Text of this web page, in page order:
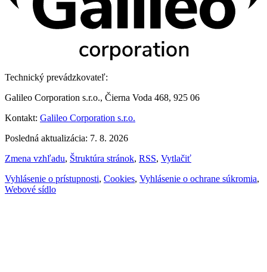
Technický prevádzkovateľ:
Galileo Corporation s.r.o., Čierna Voda 468, 925 06
Kontakt: Galileo Corporation s.r.o.
Posledná aktualizácia: 7. 8. 2026
Zmena vzhľadu, Štruktúra stránok, RSS, Vytlačiť
Vyhlásenie o prístupnosti, Cookies, Vyhlásenie o ochrane súkromia,
Webové sídlo